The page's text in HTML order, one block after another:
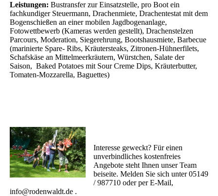
Leistungen: Bustransfer zur Einsatzstelle, pro Boot ein
fachkundiger Steuermann, Drachenmiete, Drachentestat mit dem
Bogenschießen an einer mobilen Jagdbogenanlage,
Fotowettbewerb (Kameras werden gestellt), Drachenstelzen
Parcours, Moderation, Siegerehrung, Bootshausmiete, Barbecue
(marinierte Spare- Ribs, Kräutersteaks, Zitronen-Hühnerfilets,
Schafskäse an Mittelmeerkräutern, Würstchen, Salate der
Saison, Baked Potatoes mit Sour Creme Dips, Kräuterbutter,
Tomaten-Mozzarella, Baguettes)
Interesse geweckt? Für einen
unverbindliches kostenfreies
Angebote steht Ihnen unser Team
beiseite. Melden Sie sich unter 05149
/ 987710 oder per E-Mail,
info@rodenwaldt.de .